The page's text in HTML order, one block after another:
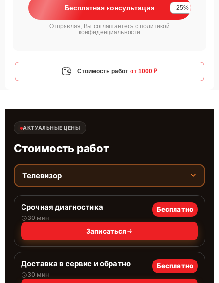
Бесплатная консультация -25%
Отправляя, Вы соглашаетесь с политикой
конфиденциальности
Стоимость работ от 1000 ₽
АКТУАЛЬНЫЕ ЦЕНЫ
Стоимость работ
Телевизор
Срочная диагностика
30 мин
Бесплатно
Записаться
Доставка в сервис и обратно
30 мин
Бесплатно